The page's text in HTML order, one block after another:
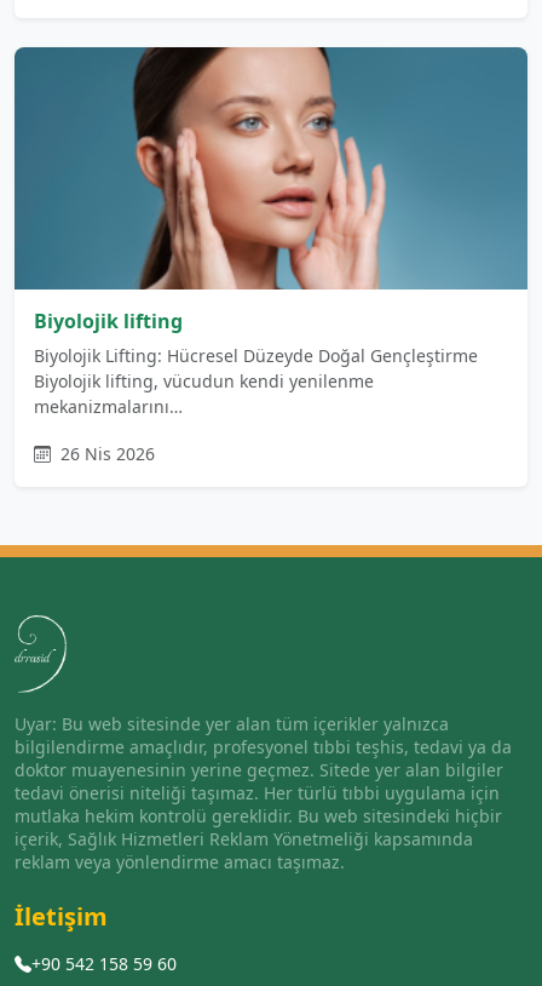
Biyolojik lifting
Biyolojik Lifting: Hücresel Düzeyde Doğal Gençleştirme
Biyolojik lifting, vücudun kendi yenilenme
mekanizmalarını…
26 Nis 2026
Uyar: Bu web sitesinde yer alan tüm içerikler yalnızca
bilgilendirme amaçlıdır, profesyonel tıbbi teşhis, tedavi ya da
doktor muayenesinin yerine geçmez. Sitede yer alan bilgiler
tedavi önerisi niteliği taşımaz. Her türlü tıbbi uygulama için
mutlaka hekim kontrolü gereklidir. Bu web sitesindeki hiçbir
içerik, Sağlık Hizmetleri Reklam Yönetmeliği kapsamında
reklam veya yönlendirme amacı taşımaz.
İletişim
+90 542 158 59 60